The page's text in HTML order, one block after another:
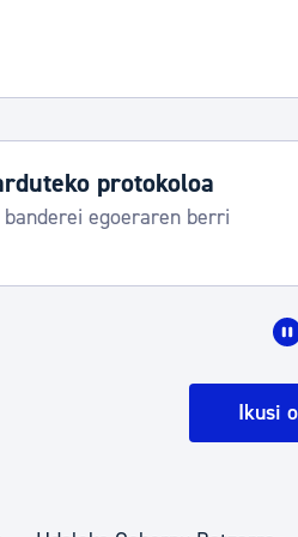
protokoloa
egoeraren berri
Ikusi